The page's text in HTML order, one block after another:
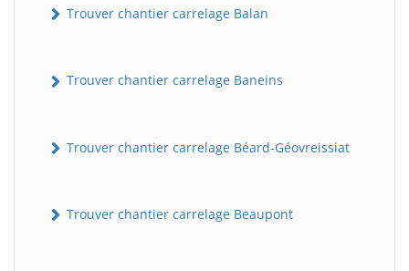
Trouver chantier carrelage Balan
Trouver chantier carrelage Baneins
Trouver chantier carrelage Béard-Géovreissiat
Trouver chantier carrelage Beaupont